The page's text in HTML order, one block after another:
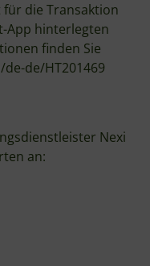
für die Transaktion
App hinterlegten
finden Sie
de/HT201469
Nexi
an: